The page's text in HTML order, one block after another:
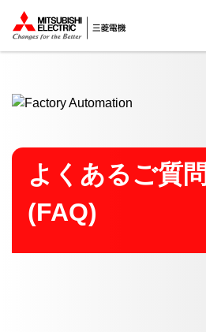
ここから本文
よくあるご質問
(FAQ)